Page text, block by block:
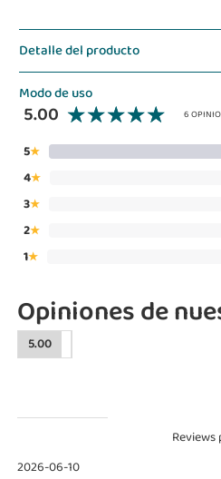
Detalle del producto
Modo de uso
5.00 6
5★
4★
3★
2★
1★
Opiniones de
5.00
2026-06-10